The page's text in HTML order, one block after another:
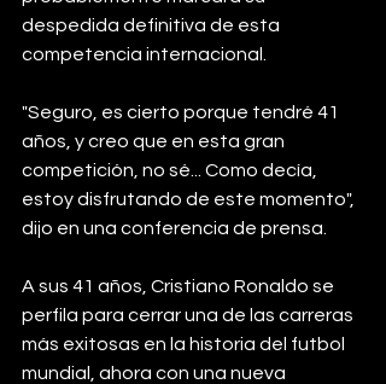
despedida definitiva de esta
competencia internacional.
"Seguro, es cierto porque tendré 41
años, y creo que en esta gran
competición, no sé... Como decía,
estoy disfrutando de este momento",
dijo en una conferencia de prensa.
A sus 41 años, Cristiano Ronaldo se
perfila para cerrar una de las carreras
más exitosas en la historia del futbol
mundial, ahora con una nueva